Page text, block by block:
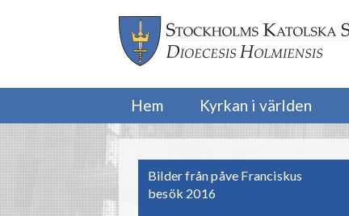
Hem Kyrkan i världen
Bilder från påve Franciskus
besök 2016